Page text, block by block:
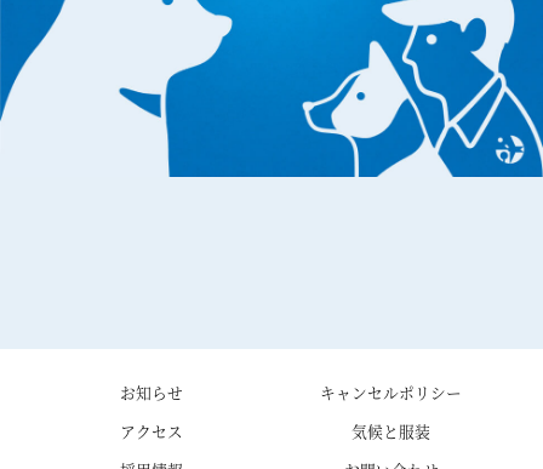
お知らせ
キャンセルポリシー
アクセス
気候と服装